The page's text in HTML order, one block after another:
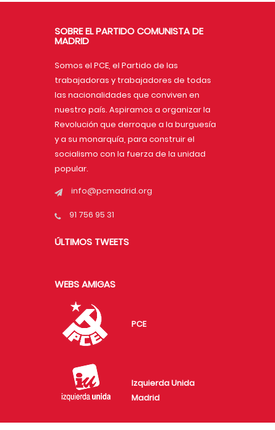
SOBRE EL PARTIDO COMUNISTA DE
MADRID
Somos el PCE, el Partido de las
trabajadoras y trabajadores de todas
las nacionalidades que conviven en
nuestro país. Aspiramos a organizar la
Revolución que derroque a la burguesía
y a su monarquía, para construir el
socialismo con la fuerza de la unidad
popular.
info@pcmadrid.org
91 756 95 31
ÚLTIMOS TWEETS
WEBS AMIGAS
PCE
Izquierda Unida
Madrid